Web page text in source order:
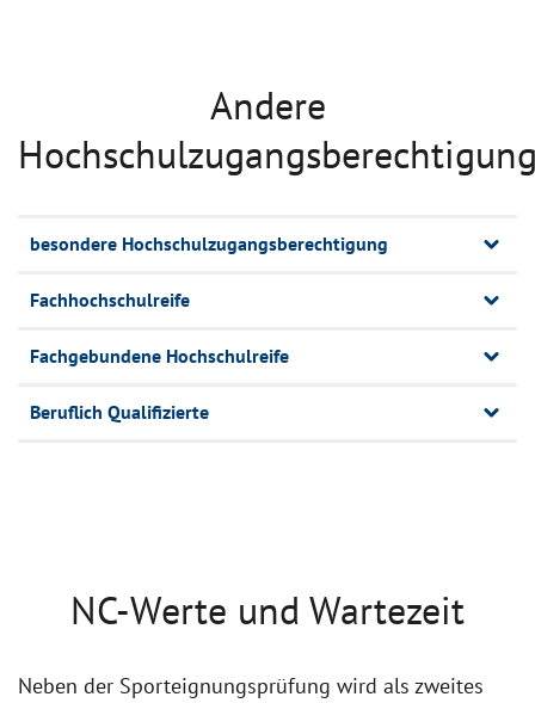
Andere
besondere Hochschulzugangsberechtigung
Fachhochschulreife
Fachgebundene Hochschulreife
Beruflich Qualifizierte
NC-Werte und Wartezeit
Neben der Sporteignungsprüfung wird als zweites